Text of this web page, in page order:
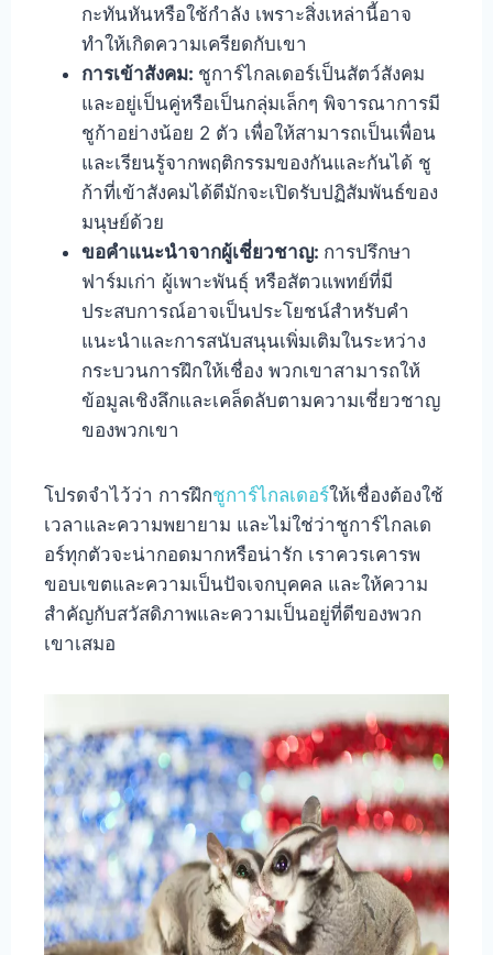
กะทันหันหรือใช้กำลัง เพราะสิ่งเหล่านี้อาจ
ทำให้เกิดความเครียดกับเขา
การเข้าสังคม: ชูการ์ไกลเดอร์เป็นสัตว์สังคม
และอยู่เป็นคู่หรือเป็นกลุ่มเล็กๆ พิจารณาการมี
ชูก้าอย่างน้อย 2 ตัว เพื่อให้สามารถเป็นเพื่อน
และเรียนรู้จากพฤติกรรมของกันและกันได้ ชู
ก้าที่เข้าสังคมได้ดีมักจะเปิดรับปฏิสัมพันธ์ของ
มนุษย์ด้วย
ขอคำแนะนำจากผู้เชี่ยวชาญ: การปรึกษา
ฟาร์มเก่า ผู้เพาะพันธุ์ หรือสัตวแพทย์ที่มี
ประสบการณ์อาจเป็นประโยชน์สำหรับคำ
แนะนำและการสนับสนุนเพิ่มเติมในระหว่าง
กระบวนการฝึกให้เชื่อง พวกเขาสามารถให้
ข้อมูลเชิงลึกและเคล็ดลับตามความเชี่ยวชาญ
ของพวกเขา
โปรดจำไว้ว่า การฝึกชูการ์ไกลเดอร์ให้เชื่องต้องใช้
เวลาและความพยายาม และไม่ใช่ว่าชูการ์ไกลเด
อร์ทุกตัวจะน่ากอดมากหรือน่ารัก เราควรเคารพ
ขอบเขตและความเป็นปัจเจกบุคคล และให้ความ
สำคัญกับสวัสดิภาพและความเป็นอยู่ที่ดีของพวก
เขาเสมอ